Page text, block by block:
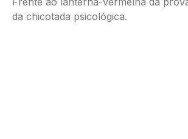
da chicotada psicológica.